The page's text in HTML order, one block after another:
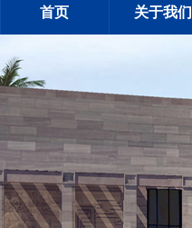
首页 关于我们